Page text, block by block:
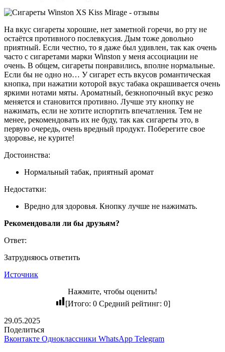
На вкус сигареты хорошие, нет заметной горечи, во рту не
остаётся противного послевкусия. Дым тоже довольно
приятный. Если честно, то я даже был удивлен, так как очень
часто с сигаретами марки Winston у меня ассоциации не
очень. В общем, сигареты понравились, вполне нормальные.
Если бы не одно но… У сигарет есть вкусов романтическая
кнопка, при нажатии которой вкус табака окрашивается очень
яркими нотами мяты. Ароматный, безкнопочный вкус резко
меняется и становится противно. Лучше эту кнопку не
нажимать, если не хотите испортить впечатления. Тем не
менее, рекомендовать их не буду, так как сигареты это, в
первую очередь, очень вредный продукт. Поберегите свое
здоровье, не курите!
Достоинства:
Нормальный табак, приятный аромат
Недостатки:
Вредно для здоровья. Кнопку лучше не нажимать.
Рекомендовали ли бы друзьям?
Ответ:
Затрудняюсь ответить
Источник
Нажмите, чтобы оценить!
[Итого: 0Средний рейтинг: 0]
29.05.2025
Поделиться
Вконтакте Одноклассники WhatsApp Telegram